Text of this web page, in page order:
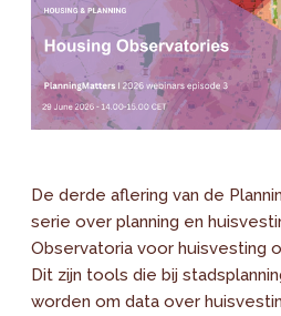
De derde aflering van de
serie over planning en
Observatoria voor huisvesting
Dit zijn tools die bij
worden om data over